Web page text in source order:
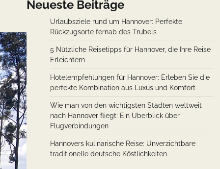
Neueste Beiträge
Urlaubsziele rund um Hannover: Perfekte
Rückzugsorte fernab des Trubels
5 Nützliche Reisetipps für Hannover, die Ihre Reise
Erleichtern
Hotelempfehlungen für Hannover: Erleben Sie die
perfekte Kombination aus Luxus und Komfort
Wie man von den wichtigsten Städten weltweit
nach Hannover fliegt: Ein Überblick über
Flugverbindungen
Hannovers kulinarische Reise: Unverzichtbare
traditionelle deutsche Köstlichkeiten